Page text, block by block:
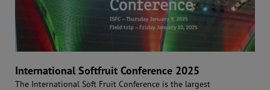
International Softfruit Conference 2025
The International Soft Fruit Conference is the largest